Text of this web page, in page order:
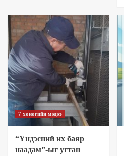
7 хоногийн мэдээ
“Үндэсний их баяр
наадам”-ыг угтан